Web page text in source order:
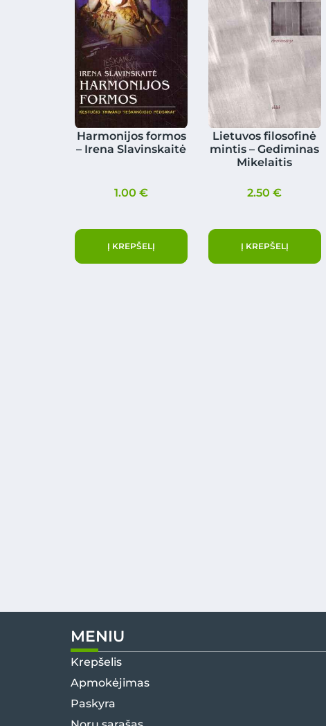
Harmonijos formos
– Irena Slavinskaitė
1.00€
Į KREPŠELĮ
Lietuvos filosofinė
mintis – Gediminas
Mikelaitis
2.50€
Į KREPŠELĮ
MENIU
Krepšelis
Apmokėjimas
Paskyra